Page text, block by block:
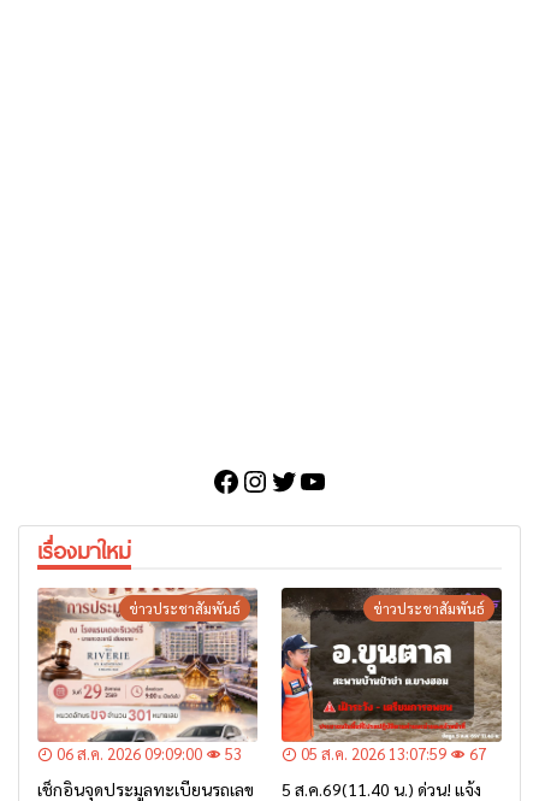
Facebook
Instagram
Twitter
YouTube
เรื่องมาใหม่
ข่าวประชาสัมพันธ์
06 ส.ค. 2026 09:09:00 53
เช็กอินจุดประมูลทะเบียนรถเลข
ข่าวประชาสัมพันธ์
05 ส.ค. 2026 13:07:59 67
5 ส.ค.69(11.40 น.) ด่วน! แจ้ง